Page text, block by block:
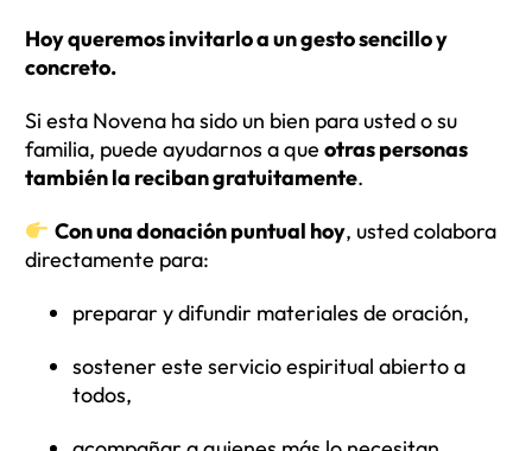
Hoy queremos invitarlo a un gesto sencillo y
concreto.
Si esta Novena ha sido un bien para usted o su
familia, puede ayudarnos a que otras personas
también la reciban gratuitamente.
Con una donación puntual hoy, usted colabora
directamente para:
preparar y difundir materiales de oración,
sostener este servicio espiritual abierto a
todos,